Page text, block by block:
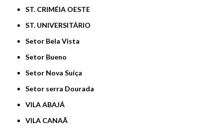
ST. CRIMÉIA OESTE
ST. UNIVERSITÁRIO
Setor Bela Vista
Setor Bueno
Setor Nova Suíça
Setor serra Dourada
VILA ABAJÁ
VILA CANAÃ